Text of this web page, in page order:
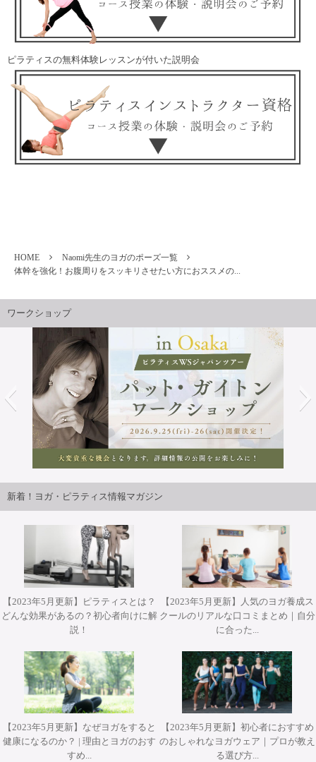
ピラティスの無料体験レッスンが付いた説明会
HOME
Naomi先生のヨガのポーズ一覧
体幹を強化！お腹周りをスッキリさせたい方におススメの...
ワークショップ
ジャパンツアーin大阪 開催決定！！
2026年9月25日・26日開講 パット・ガイトンピラティス
WSジャパンツアーin大阪 ”Pat Guyton Pilates Special
Summer Lab【対面】
2026年9月25日・26日開講 パット・ガイトンピラティス
WSジャパンツアーin大阪 ”Pat Guyton Pilates Special
Summer Lab マットクラス【対面・オンライン(ア－カイブ
視聴あり）】
2026年10月12日(月・祝)開催 Misa先生によるワークショッ
プ『エクササイズを分解して理解する オ－プンレッグロッ
カ－＆ティ－ザ－』【対面】
2026年10月31日(土)開催 YT２００短期集中養成コース・
ヨガアドバンス養成コース担当講師 武井典子先生による
ワークショップ『シヴァナンダヨガ 3時間プラクティス』
2026年11月28日(土)&29(日)開催 柳本和也先生 Special
Workshop 2Days【対面】
新着！ヨガ・ピラティス情報マガジン
【2023年5月更新】ピラティスとは？
どんな効果があるの？初心者向けに解
説！
【2023年5月更新】人気のヨガ養成ス
クールのリアルな口コミまとめ｜自分
に合った...
【2023年5月更新】なぜヨガをすると
健康になるのか？ | 理由とヨガのおす
すめ...
【2023年5月更新】初心者におすすめ
のおしゃれなヨガウェア｜プロが教え
る選び方...